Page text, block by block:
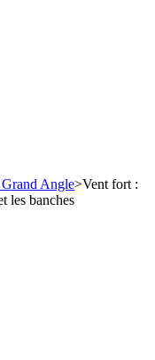
Angle>Vent fort :
les banches